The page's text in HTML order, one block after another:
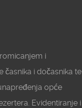
i
i dočasnika te
opće
Evidentiranje i